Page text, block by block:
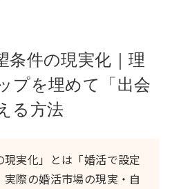
条件の現実化｜理
プを埋めて「出会
る方法
現実化」とは「婚活で設定
際の婚活市場の現実・自